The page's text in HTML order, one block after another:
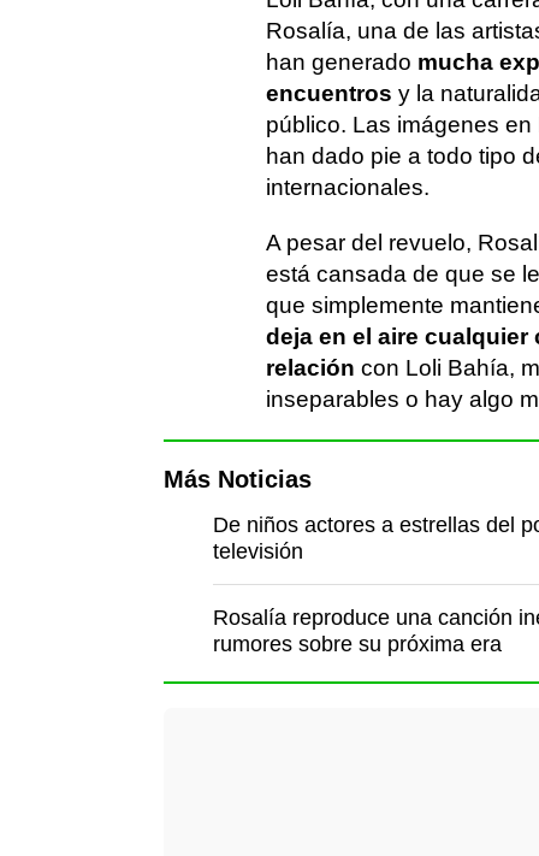
Rosalía, una de las
han generado mucha
encuentros y la
público. Las imágenes
han dado pie a todo tipo
internacionales.
A pesar del revuelo,
está cansada de que se
que simplemente
deja en el aire
relación con Loli Bahía,
inseparables o hay algo
Más Noticias
De niños actores a estrellas del
televisión
Rosalía reproduce una canción
rumores sobre su próxima era